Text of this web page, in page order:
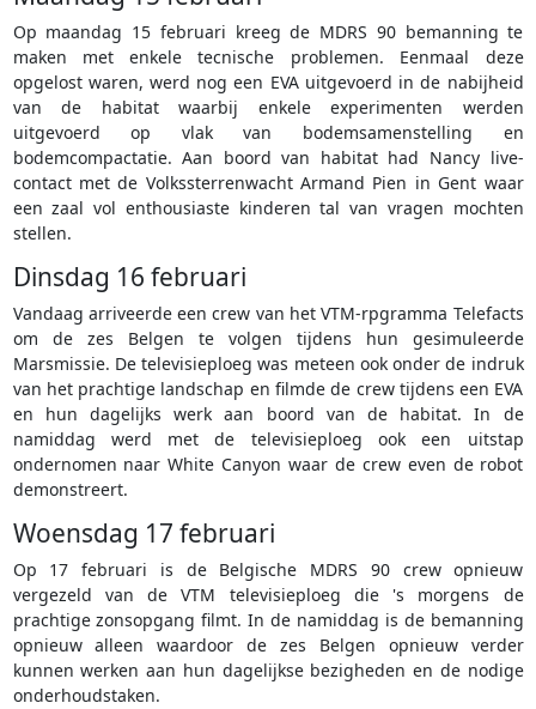
Op maandag 15 februari kreeg de MDRS 90 bemanning te
maken met enkele tecnische problemen. Eenmaal deze
opgelost waren, werd nog een EVA uitgevoerd in de nabijheid
van de habitat waarbij enkele experimenten werden
uitgevoerd op vlak van bodemsamenstelling en
bodemcompactatie. Aan boord van habitat had Nancy live-
contact met de Volkssterrenwacht Armand Pien in Gent waar
een zaal vol enthousiaste kinderen tal van vragen mochten
stellen.
Dinsdag 16 februari
Vandaag arriveerde een crew van het VTM-rpgramma Telefacts
om de zes Belgen te volgen tijdens hun gesimuleerde
Marsmissie. De televisieploeg was meteen ook onder de indruk
van het prachtige landschap en filmde de crew tijdens een EVA
en hun dagelijks werk aan boord van de habitat. In de
namiddag werd met de televisieploeg ook een uitstap
ondernomen naar White Canyon waar de crew even de robot
demonstreert.
Woensdag 17 februari
Op 17 februari is de Belgische MDRS 90 crew opnieuw
vergezeld van de VTM televisieploeg die 's morgens de
prachtige zonsopgang filmt. In de namiddag is de bemanning
opnieuw alleen waardoor de zes Belgen opnieuw verder
kunnen werken aan hun dagelijkse bezigheden en de nodige
onderhoudstaken.